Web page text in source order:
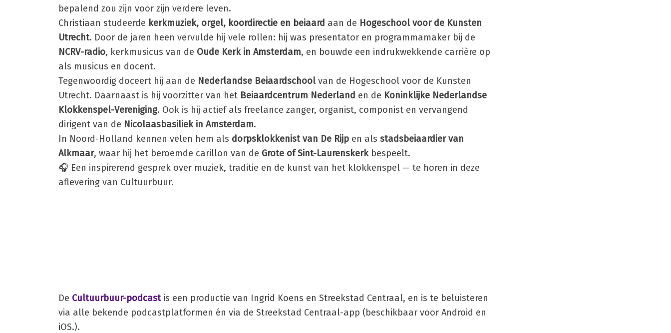
bepalend zou zijn voor zijn verdere leven.
Christiaan studeerde kerkmuziek, orgel, koordirectie en beiaard aan de Hogeschool voor de Kunsten
Utrecht. Door de jaren heen vervulde hij vele rollen: hij was presentator en programmamaker bij de
NCRV-radio, kerkmusicus van de Oude Kerk in Amsterdam, en bouwde een indrukwekkende carrière op
als musicus en docent.
Tegenwoordig doceert hij aan de Nederlandse Beiaardschool van de Hogeschool voor de Kunsten
Utrecht. Daarnaast is hij voorzitter van het Beiaardcentrum Nederland en de Koninklijke Nederlandse
Klokkenspel-Vereniging. Ook is hij actief als freelance zanger, organist, componist en vervangend
dirigent van de Nicolaasbasiliek in Amsterdam.
In Noord-Holland kennen velen hem als dorpsklokkenist van De Rijp en als stadsbeiaardier van
Alkmaar, waar hij het beroemde carillon van de Grote of Sint-Laurenskerkbespeelt.
🎧 Een inspirerend gesprek over muziek, traditie en de kunst van het klokkenspel — te horen in deze
aflevering van Cultuurbuur.
De Cultuurbuur-podcastis een productie van Ingrid Koens en Streekstad Centraal, en is te beluisteren
via alle bekende podcastplatformen én via de Streekstad Centraal-app (beschikbaar voor Android en
iOS.).